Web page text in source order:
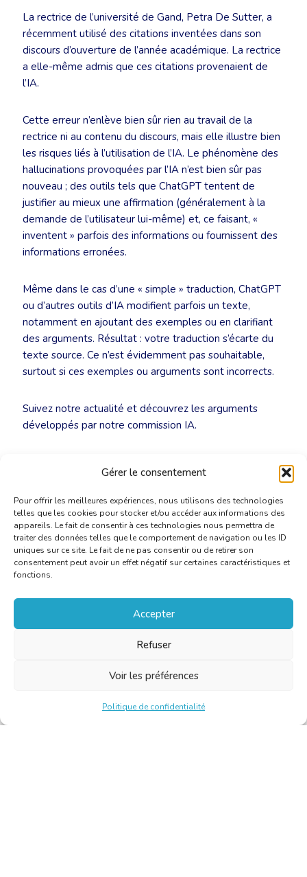
Gérer le consentement
Pour offrir les meilleures expériences, nous utilisons des technologies
telles que les cookies pour stocker et/ou accéder aux informations des
appareils. Le fait de consentir à ces technologies nous permettra de
traiter des données telles que le comportement de navigation ou les ID
uniques sur ce site. Le fait de ne pas consentir ou de retirer son
consentement peut avoir un effet négatif sur certaines caractéristiques et
fonctions.
Accepter
Refuser
Voir les préférences
Politique de confidentialité
La rectrice de l’université de Gand, Petra De Sutter, a
récemment utilisé des citations inventées dans son
discours d’ouverture de l’année académique. La rectrice
a elle-même admis que ces citations provenaient de
l’IA.
Cette erreur n’enlève bien sûr rien au travail de la
rectrice ni au contenu du discours, mais elle illustre bien
les risques liés à l’utilisation de l’IA. Le phénomène des
hallucinations provoquées par l’IA n’est bien sûr pas
nouveau ; des outils tels que ChatGPT tentent de
justifier au mieux une affirmation (généralement à la
demande de l’utilisateur lui-même) et, ce faisant, «
inventent » parfois des informations ou fournissent des
informations erronées.
Même dans le cas d’une « simple » traduction, ChatGPT
ou d’autres outils d’IA modifient parfois un texte,
notamment en ajoutant des exemples ou en clarifiant
des arguments. Résultat : votre traduction s’écarte du
texte source. Ce n’est évidemment pas souhaitable,
surtout si ces exemples ou arguments sont incorrects.
Suivez notre actualité et découvrez les arguments
développés par notre commission IA.